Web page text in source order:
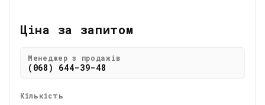
Ціна за запитом
Менеджер з продажів
(068) 644-39-48
Кількість